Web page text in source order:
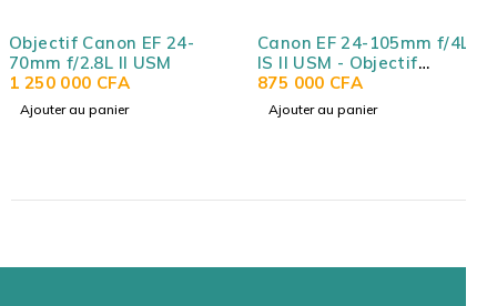
Objectif Canon EF 24-
70mm f/2.8L II USM
1 250 000 CFA
Ajouter au panier
Canon EF 24-105mm f/4L
IS II USM - Objectif
transtandard avec
stabilisateur 4 vitesses
875 000 CFA
Ajouter au panier